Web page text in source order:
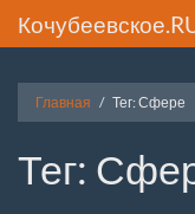
Главная Тег: Сфере
Тег: